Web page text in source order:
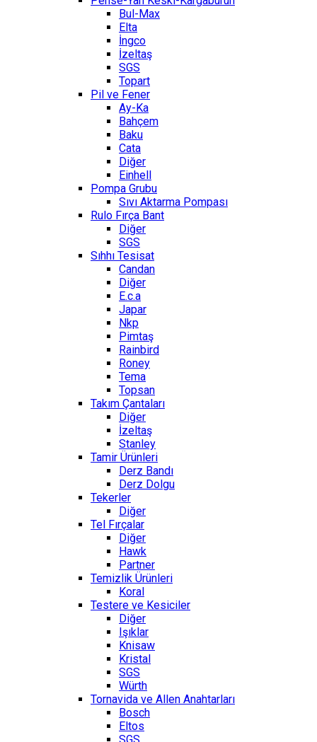
Bul-Max
Elta
İngco
İzeltaş
SGS
Topart
Pil ve Fener
Ay-Ka
Bahçem
Baku
Cata
Diğer
Einhell
Pompa Grubu
Sıvı Aktarma Pompası
Rulo Fırça Bant
Diğer
SGS
Sıhhı Tesisat
Candan
Diğer
E.c.a
Japar
Nkp
Pimtaş
Rainbird
Roney
Tema
Topsan
Takım Çantaları
Diğer
İzeltaş
Stanley
Tamir Ürünleri
Derz Bandı
Derz Dolgu
Tekerler
Diğer
Tel Fırçalar
Diğer
Hawk
Partner
Temizlik Ürünleri
Koral
Testere ve Kesiciler
Diğer
Işıklar
Knisaw
Kristal
SGS
Würth
Tornavida ve Allen Anahtarları
Bosch
Eltos